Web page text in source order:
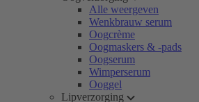
Alle weergeven
Wenkbrauw serum
Oogcrème
Oogmaskers & -pads
Oogserum
Wimperserum
Ooggel
Lipverzorging